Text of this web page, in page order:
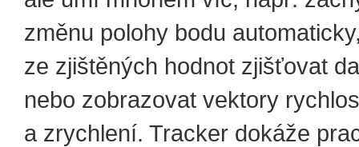
změnu polohy bodu
ze zjištěných hodnot zjišťovat
nebo zobrazovat vektory
a zrychlení. Tracker dokáže